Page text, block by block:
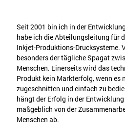
Seit 2001 bin ich in der
habe ich die Abteilungsleitung für
Inkjet-Produktions-Drucksysteme.
besonders der tägliche Spagat
Menschen. Einerseits wird das
Produkt kein Markterfolg, wenn es
zugeschnitten und einfach zu
hängt der Erfolg in der
maßgeblich von der
Menschen ab.